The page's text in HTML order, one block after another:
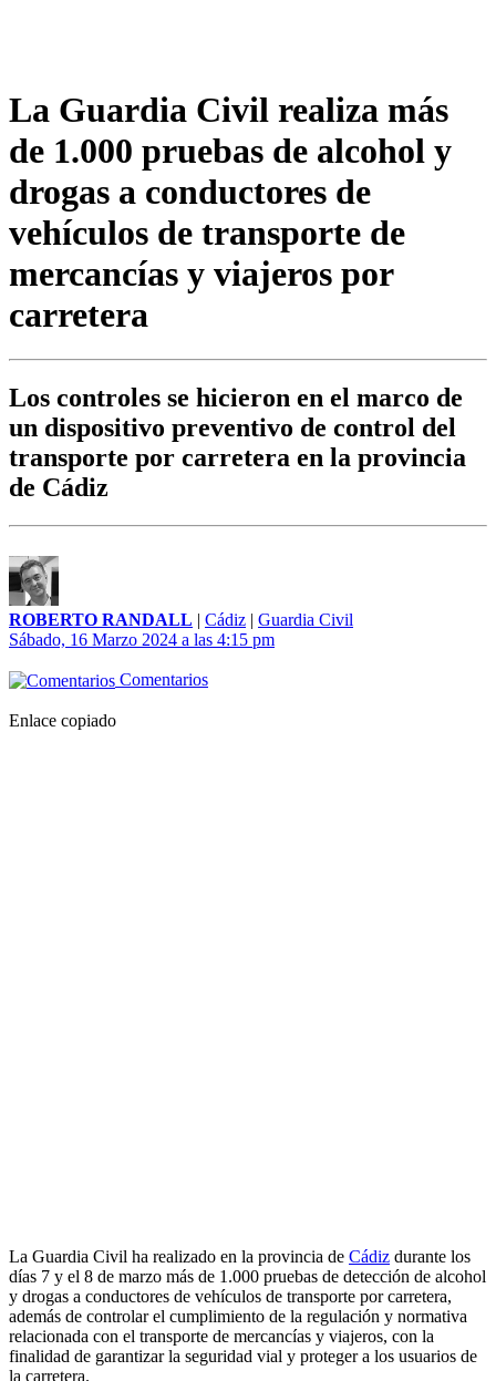
La Guardia Civil realiza más
de 1.000 pruebas de alcohol y
drogas a conductores de
vehículos de transporte de
mercancías y viajeros por
carretera
Los controles se hicieron en el marco de
un dispositivo preventivo de control del
transporte por carretera en la provincia
de Cádiz
ROBERTO RANDALL | Cádiz | Guardia Civil
Sábado, 16 Marzo 2024 a las 4:15 pm
Comentarios
Enlace copiado
La Guardia Civil ha realizado en la provincia de Cádiz durante los
días 7 y el 8 de marzo más de 1.000 pruebas de detección de alcohol
y drogas a conductores de vehículos de transporte por carretera,
además de controlar el cumplimiento de la regulación y normativa
relacionada con el transporte de mercancías y viajeros, con la
finalidad de garantizar la seguridad vial y proteger a los usuarios de
la carretera.